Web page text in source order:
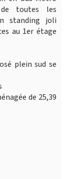
toutes les
standing joli
au 1er étage
plein sud se
de 25,39